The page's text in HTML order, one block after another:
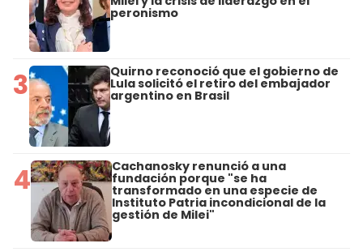
peronismo
3 Quirno reconoció que el gobierno de
Lula solicitó el retiro del embajador
argentino en Brasil
4 Cachanosky renunció a una
fundación porque "se ha
transformado en una especie de
Instituto Patria incondicional de la
gestión de Milei"